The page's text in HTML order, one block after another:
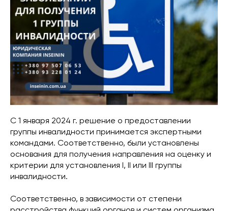
С 1 января 2024 г. решение о предоставлении
группы инвалидности принимается экспертными
командами. Соответственно, были установлены
основания для получения направления на оценку и
критерии для установления I, II или III группы
инвалидности.
Соответственно, в зависимости от степени